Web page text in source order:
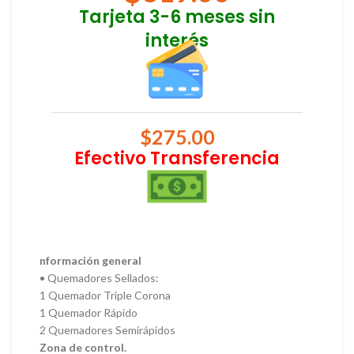
Tarjeta 3-6 meses sin
interés
$275.00
Efectivo Transferencia
nformación general
• Quemadores Sellados:
1 Quemador Triple Corona
1 Quemador Rápido
2 Quemadores Semirápidos
Zona de control.